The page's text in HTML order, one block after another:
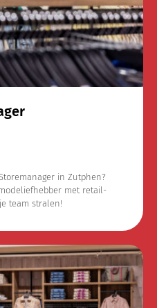
in Zutphen?
met retail-
team stralen!